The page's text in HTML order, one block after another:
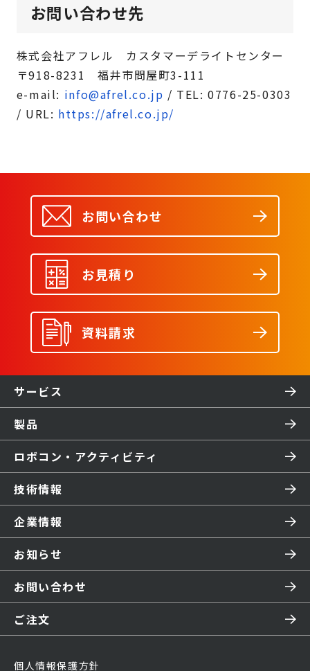
お問い合わせ先
株式会社アフレル カスタマーデライトセンター
〒918-8231 福井市問屋町3-111
e-mail: info@afrel.co.jp / TEL: 0776-25-0303
/ URL: https://afrel.co.jp/
お問い合わせ
お見積り
資料請求
サービス
製品
ロボコン・アクティビティ
技術情報
企業情報
お知らせ
お問い合わせ
ご注文
個人情報保護方針